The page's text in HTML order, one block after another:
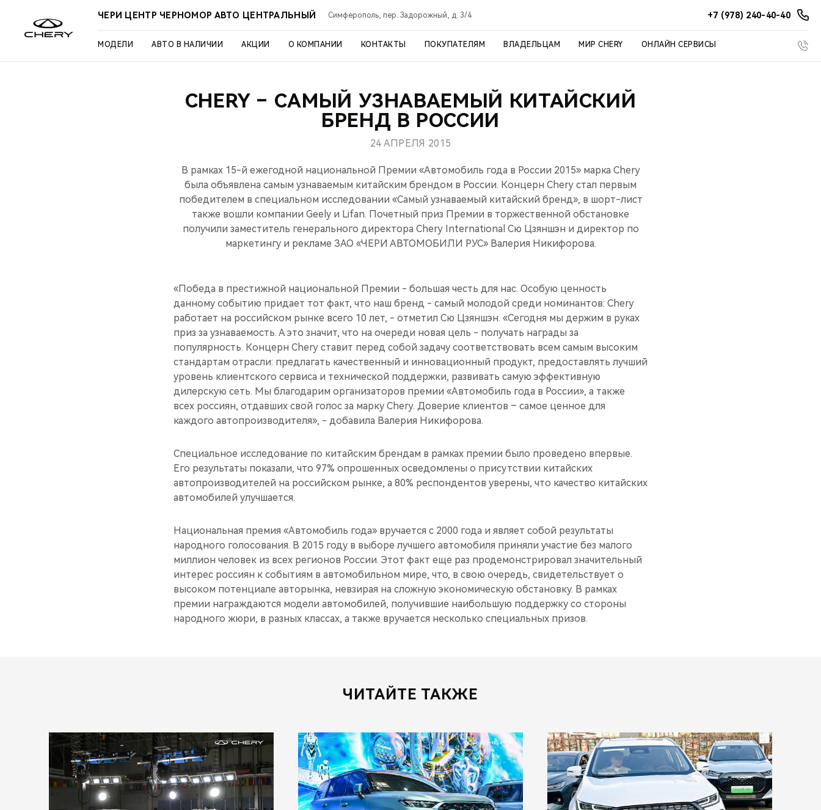
ЧЕРИ ЦЕНТР ЧЕРНОМОР АВТО ЦЕНТРАЛЬНЫЙ Симферополь, пер. Задорожный, д. 3/4 +7 (978) 240-40-40
МОДЕЛИ АВТО В НАЛИЧИИ АКЦИИ О КОМПАНИИ КОНТАКТЫ ПОКУПАТЕЛЯМ ВЛАДЕЛЬЦАМ МИР CHERY ОНЛАЙН СЕРВИСЫ
CHERY – САМЫЙ УЗНАВАЕМЫЙ КИТАЙСКИЙ
БРЕНД В РОССИИ
24 АПРЕЛЯ 2015
В рамках 15-й ежегодной национальной Премии «Автомобиль года в России 2015» марка Chery
была объявлена самым узнаваемым китайским брендом в России. Концерн Chery стал первым
победителем в специальном исследовании «Самый узнаваемый китайский бренд», в шорт-лист
также вошли компании Geely и Lifan. Почетный приз Премии в торжественной обстановке
получили заместитель генерального директора Chery International Сю Цзяншэн и директор по
маркетингу и рекламе ЗАО «ЧЕРИ АВТОМОБИЛИ РУС» Валерия Никифорова.
«Победа в престижной национальной Премии - большая честь для нас. Особую ценность
данному событию придает тот факт, что наш бренд - самый молодой среди номинантов: Chery
работает на российском рынке всего 10 лет, - отметил Сю Цзяншэн. «Сегодня мы держим в руках
приз за узнаваемость. А это значит, что на очереди новая цель - получать награды за
популярность. Концерн Chery ставит перед собой задачу соответствовать всем самым высоким
стандартам отрасли: предлагать качественный и инновационный продукт, предоставлять лучший
уровень клиентского сервиса и технической поддержки, развивать самую эффективную
дилерскую сеть. Мы благодарим организаторов премии «Автомобиль года в России», а также
всех россиян, отдавших свой голос за марку Chery. Доверие клиентов – самое ценное для
каждого автопроизводителя», - добавила Валерия Никифорова.
Специальное исследование по китайским брендам в рамках премии было проведено впервые.
Его результаты показали, что 97% опрошенных осведомлены о присутствии китайских
автопроизводителей на российском рынке, а 80% респондентов уверены, что качество китайских
автомобилей улучшается.
Национальная премия «Автомобиль года» вручается с 2000 года и являет собой результаты
народного голосования. В 2015 году в выборе лучшего автомобиля приняли участие без малого
миллион человек из всех регионов России. Этот факт еще раз продемонстрировал значительный
интерес россиян к событиям в автомобильном мире, что, в свою очередь, свидетельствует о
высоком потенциале авторынка, невзирая на сложную экономическую обстановку. В рамках
премии награждаются модели автомобилей, получившие наибольшую поддержку со стороны
народного жюри, в разных классах, а также вручается несколько специальных призов.
ЧИТАЙТЕ ТАКЖЕ